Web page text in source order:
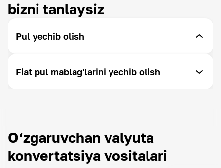
bizni tanlaysiz
Pul yechib olish
Pul mablag'larini o'zingizga qulay tarzda yechib
Oʻzingizga kerakli valyutani tanlang va API orqali
Business Wallet’dan yechib olganingizda
mablagʻingiz avtomatik ravishda konvertatsiya
Fiat pul mablag'larini yechib olish
O‘zgaruvchan valyuta
konvertatsiya vositalari